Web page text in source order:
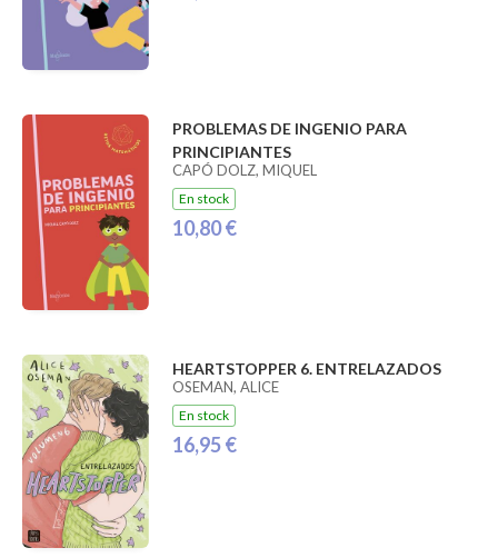
PROBLEMAS DE INGENIO PARA
PRINCIPIANTES
CAPÓ DOLZ, MIQUEL
En stock
10,80 €
HEARTSTOPPER 6. ENTRELAZADOS
OSEMAN, ALICE
En stock
16,95 €